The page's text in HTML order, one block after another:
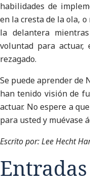
habilidades de
en la cresta de la ola,
la delantera
voluntad para
rezagado.
Se puede aprender de
han tenido visión de
actuar. No espere a
para usted y muévase
Escrito por: Lee Hecht